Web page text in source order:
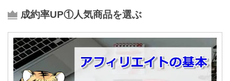
成約率UP①人気商品を選ぶ